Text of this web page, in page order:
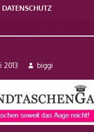
DATENSCHUTZ
2013 biggi